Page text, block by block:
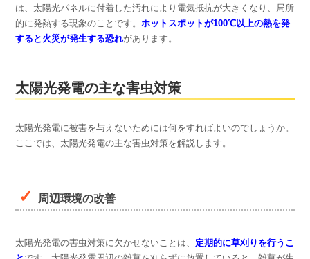
は、太陽光パネルに付着した汚れにより電気抵抗が大きくなり、局所
的に発熱する現象のことです。 ホットスポットが100℃以上の熱を発
すると火災が発生する恐れがあります。
太陽光発電の主な害虫対策
太陽光発電に被害を与えないためには何をすればよいのでしょうか。
ここでは、太陽光発電の主な害虫対策を解説します。
周辺環境の改善
太陽光発電の害虫対策に欠かせないことは、 定期的に草刈りを行うこ